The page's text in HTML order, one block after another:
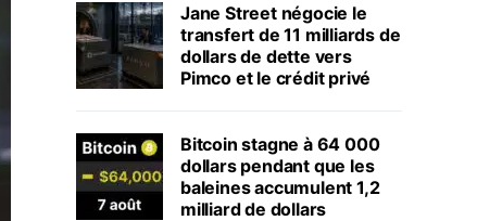
Jane Street négocie le
transfert de 11 milliards de
dollars de dette vers
Pimco et le crédit privé
Bitcoin stagne à 64 000
dollars pendant que les
baleines accumulent 1,2
milliard de dollars